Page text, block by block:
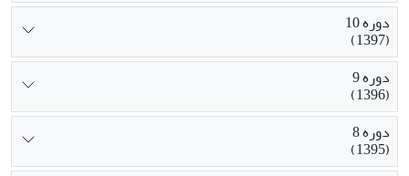
دوره 10
(1397)
دوره 9
(1396)
دوره 8
(1395)